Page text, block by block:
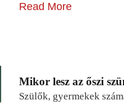
Read More
Mikor lesz az őszi
Szülők, gyermekek